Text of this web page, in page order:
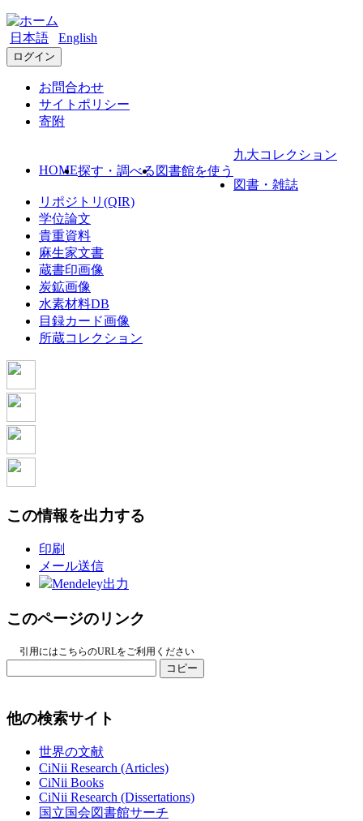
日本語 English
ログイン
お問合わせ
サイトポリシー
寄附
HOME探す・調べる 図書館を使う
九大コレクション
図書・雑誌
リポジトリ(QIR)
学位論文
貴重資料
麻生家文書
蔵書印画像
炭鉱画像
水素材料DB
目録カード画像
所蔵コレクション
この情報を出力する
印刷
メール送信
Mendeley出力
このページのリンク
引用にはこちらのURLをご利用ください
コピー
他の検索サイト
世界の文献
CiNii Research (Articles)
CiNii Books
CiNii Research (Dissertations)
国立国会図書館サーチ